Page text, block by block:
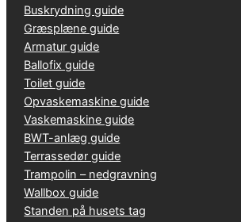
Buskrydning guide
Græsplæne guide
Armatur guide
Ballofix guide
Toilet guide
Opvaskemaskine guide
Vaskemaskine guide
BWT-anlæg guide
Terrassedør guide
Trampolin – nedgravning
Wallbox guide
Standen på husets tag